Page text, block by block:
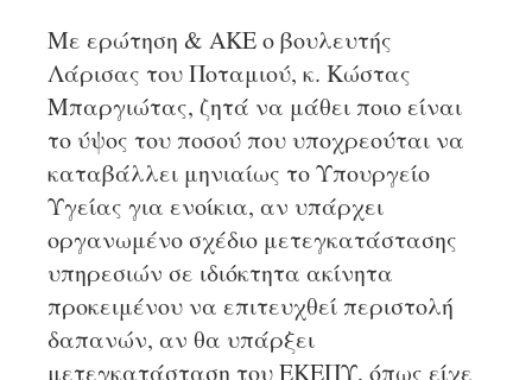
Με ερώτηση & ΑΚΕ ο βουλευτής
Λάρισας του Ποταμιού, κ. Κώστας
Μπαργιώτας, ζητά να μάθει ποιο είναι
το ύψος του ποσού που υποχρεούται να
καταβάλλει μηνιαίως το Υπουργείο
Υγείας για ενοίκια, αν υπάρχει
οργανωμένο σχέδιο μετεγκατάστασης
υπηρεσιών σε ιδιόκτητα ακίνητα
προκειμένου να επιτευχθεί περιστολή
δαπανών, αν θα υπάρξει
μετεγκατάσταση του ΕΚΕΠΥ, όπως είχε